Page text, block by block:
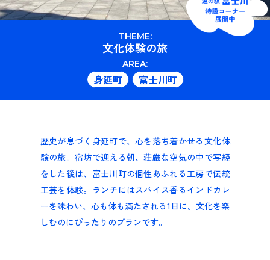
THEME:
文化体験の旅
AREA:
身延町 富士川町
歴史が息づく身延町で、心を落ち着かせる文化体
験の旅。宿坊で迎える朝、荘厳な空気の中で写経
をした後は、富士川町の個性あふれる工房で伝統
工芸を体験。ランチにはスパイス香るインドカレ
ーを味わい、心も体も満たされる1日に。文化を楽
しむのにぴったりのプランです。